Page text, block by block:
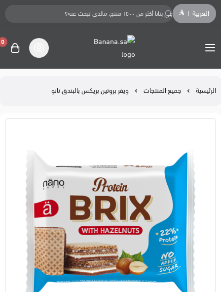
العربية
Banana.sa
0
الرئيسية جميع المنتجات ويفر بروتين بريكس بالبندق نانو